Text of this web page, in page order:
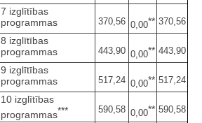
7 izglītības
programmas
370,56 0,00** 370,56
8 izglītības
programmas
443,90 0,00** 443,90
9 izglītības
programmas
517,24 0,00** 517,24
10 izglītības
programmas*** 590,58 0,00** 590,58